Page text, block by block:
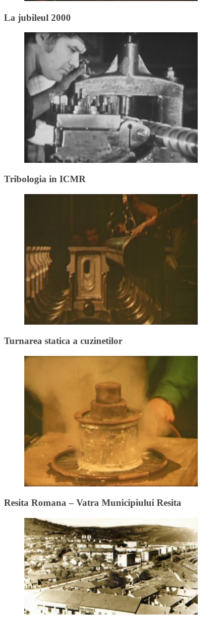
La jubileul 2000
Tribologia in ICMR
Turnarea statica a cuzinetilor
Resita Romana – Vatra Municipiului Resita